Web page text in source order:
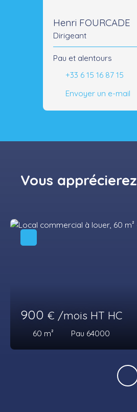
Henri FOURCADE
Dirigeant
Pau et alentours
+33 6 15 16 87 15
Envoyer un e-mail
Vous apprécierez
900 € /mois HT HC
60 m² Pau 64000